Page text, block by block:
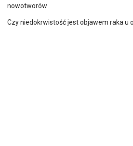
nowotworów
Czy niedokrwistość jest objawem raka u